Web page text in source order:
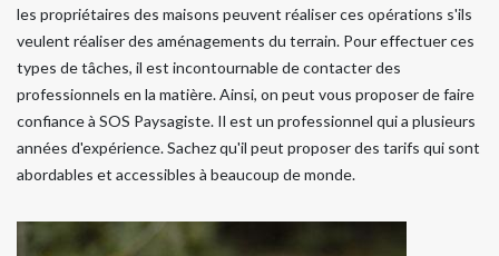
les propriétaires des maisons peuvent réaliser ces opérations s'ils
veulent réaliser des aménagements du terrain. Pour effectuer ces
types de tâches, il est incontournable de contacter des
professionnels en la matière. Ainsi, on peut vous proposer de faire
confiance à SOS Paysagiste. Il est un professionnel qui a plusieurs
années d'expérience. Sachez qu'il peut proposer des tarifs qui sont
abordables et accessibles à beaucoup de monde.